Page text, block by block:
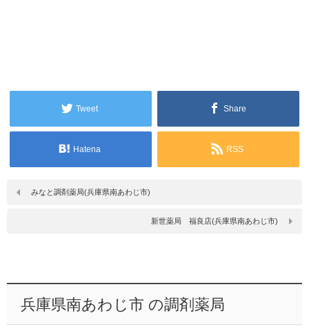
Tweet Share
Hatena RSS
みなと調剤薬局(兵庫県南あわじ市)
新世薬局 福良店(兵庫県南あわじ市)
兵庫県南あわじ市 の調剤薬局